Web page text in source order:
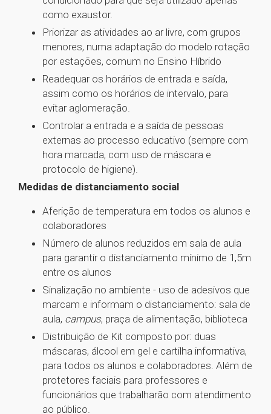
como exaustor.
Priorizar as atividades ao ar livre, com grupos
menores, numa adaptação do modelo rotação
por estações, comum no Ensino Híbrido
Readequar os horários de entrada e saída,
assim como os horários de intervalo, para
evitar aglomeração.
Controlar a entrada e a saída de pessoas
externas ao processo educativo (sempre com
hora marcada, com uso de máscara e
protocolo de higiene).
Medidas de distanciamento social
Aferição de temperatura em todos os alunos e
colaboradores
Número de alunos reduzidos em sala de aula
para garantir o distanciamento mínimo de 1,5m
entre os alunos
Sinalização no ambiente - uso de adesivos que
marcam e informam o distanciamento: sala de
aula, campus, praça de alimentação, biblioteca
Distribuição de Kit composto por: duas
máscaras, álcool em gel e cartilha informativa,
para todos os alunos e colaboradores. Além de
protetores faciais para professores e
funcionários que trabalharão com atendimento
ao público.